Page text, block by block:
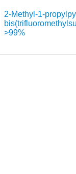
2-Methyl-1-
>99%